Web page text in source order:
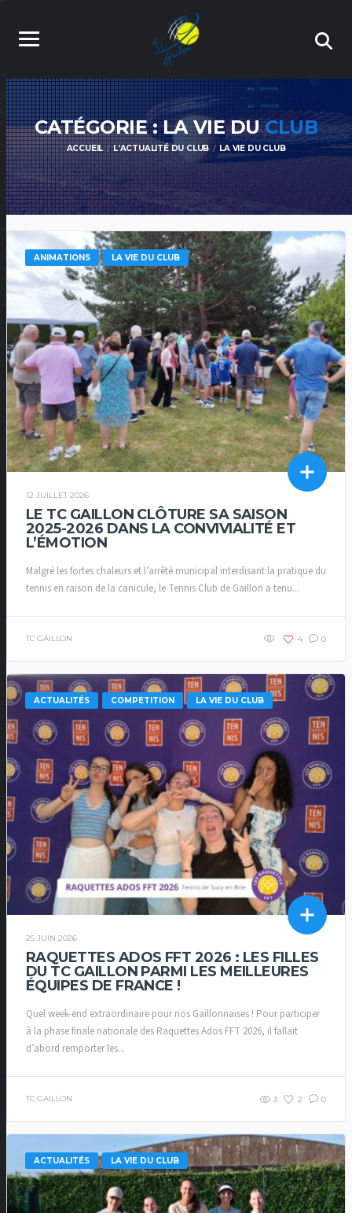
CATÉGORIE : LA VIE DUCLUB
ACCUEIL L’ACTUALITÉ DU CLUB LA VIE DU CLUB
ANIMATIONS LA VIE DU CLUB
12 JUILLET 2026
LE TC GAILLON CLÔTURE SA SAISON
2025-2026 DANS LA CONVIVIALITÉ ET
L’ÉMOTION
Malgré les fortes chaleurs et l’arrêté municipal interdisant la pratique du
tennis en raison de la canicule, le Tennis Club de Gaillon a tenu...
TC GAILLON 4 0
ACTUALITÉS COMPETITION LA VIE DU CLUB
25 JUIN 2026
RAQUETTES ADOS FFT 2026 : LES FILLES
DU TC GAILLON PARMI LES MEILLEURES
ÉQUIPES DE FRANCE !
Quel week-end extraordinaire pour nos Gaillonnaises ! Pour participer
à la phase finale nationale des Raquettes Ados FFT 2026, il fallait
d’abord remporter les...
TC GAILLON 3 2 0
ACTUALITÉS LA VIE DU CLUB